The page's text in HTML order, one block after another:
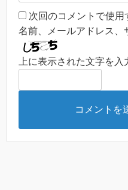
次回のコメントで使
名前、メールアドレス、
上に表示された文字を入